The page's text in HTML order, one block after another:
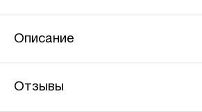
Описание
Отзывы